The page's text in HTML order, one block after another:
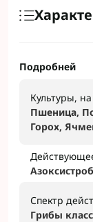
Подробней
Культуры,
Пшеница,
Горох,
Спектр
Грибы